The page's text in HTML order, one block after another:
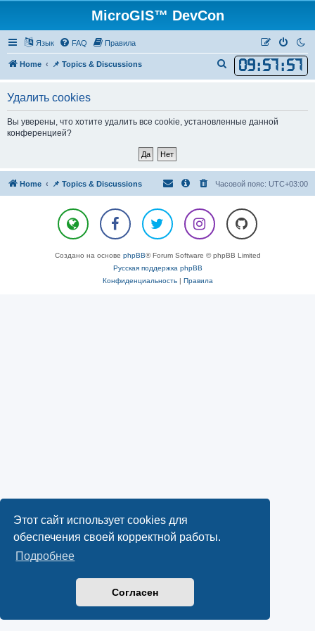
Этот сайт использует cookies для
обеспечения своей корректной работы.
Подробнее
Согласен
MicroGIS™ DevCon
Язык FAQ Правила
Home 📌 Topics & Discussions 09:57:57
о
Удалить cookies
Вы уверены, что хотите удалить все cookie, установленные данной
конференцией?
Home 📌 Topics & Discussions Часовой пояс: UTC+03:00
Создано на основе phpBB® Forum Software © phpBB Limited
Русская поддержка phpBB
Конфиденциальность| Правила